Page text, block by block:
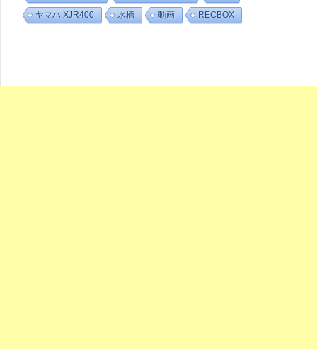
ヤマハ XJR400 水槽 動画 RECBOX